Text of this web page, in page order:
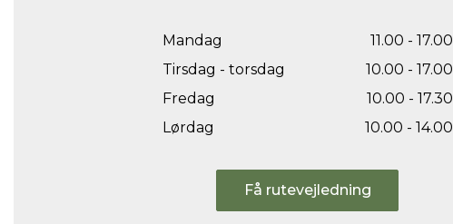
Mandag
11.00 - 17.00
Tirsdag - torsdag
10.00 - 17.00
Fredag
10.00 - 17.30
Lørdag
10.00 - 14.00
Få rutevejledning